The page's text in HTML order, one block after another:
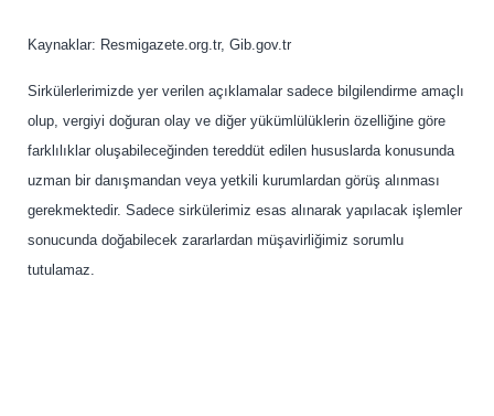
Kaynaklar: Resmigazete.org.tr, Gib.gov.tr
Sirkülerlerimizde yer verilen açıklamalar sadece bilgilendirme amaçlı
olup, vergiyi doğuran olay ve diğer yükümlülüklerin özelliğine göre
farklılıklar oluşabileceğinden tereddüt edilen hususlarda konusunda
uzman bir danışmandan veya yetkili kurumlardan görüş alınması
gerekmektedir. Sadece sirkülerimiz esas alınarak yapılacak işlemler
sonucunda doğabilecek zararlardan müşavirliğimiz sorumlu
tutulamaz.